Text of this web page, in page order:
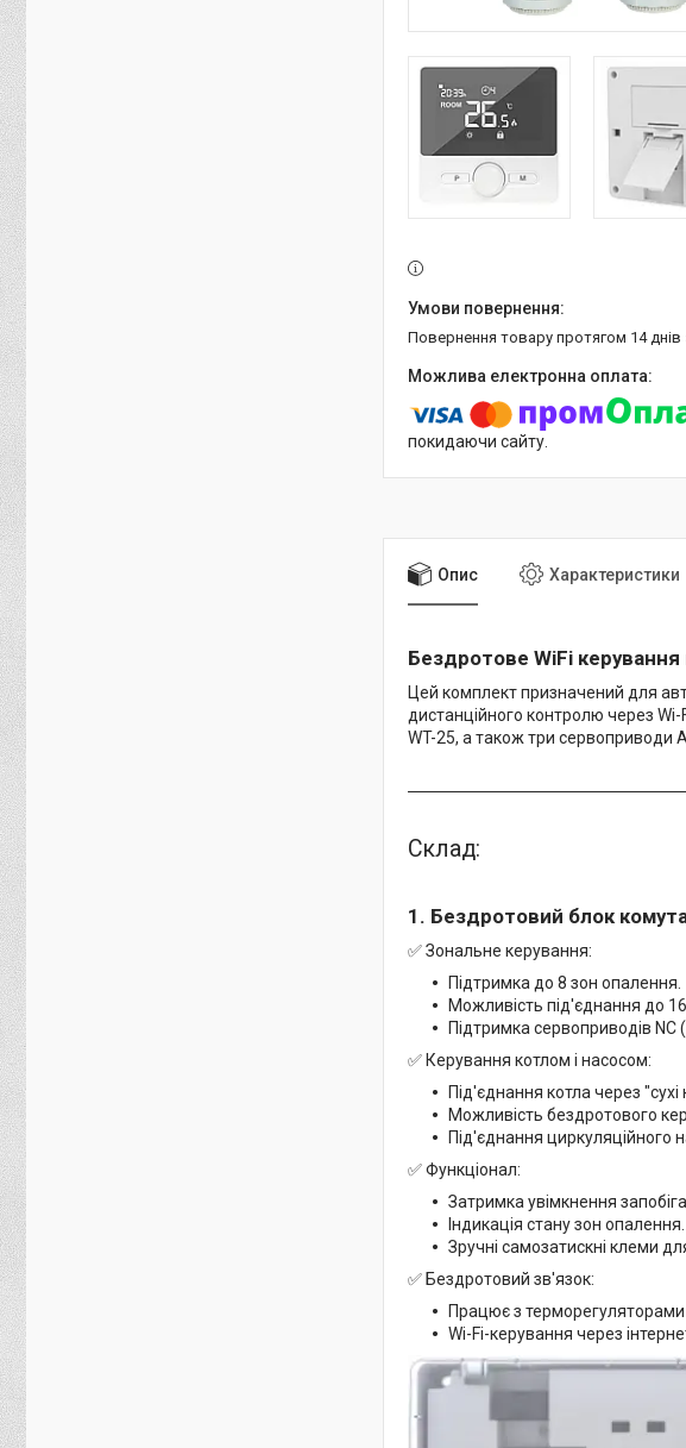
повернення товару протягом 14 днів
покидаючи сайту.
Опис Характеристики
Бездротове WiFi
Цей комплект призначений для
дистанційного контролю через
WT-25, а також три сервоприводи
Склад:
1. Бездротовий блок
✅ Зональне керування:
Підтримка до 8 зон опалення.
Можливість під'єднання до
Підтримка сервоприводів NC
✅ Керування котлом і насосом:
Під'єднання котла через "сухі
Можливість бездротового
Під'єднання циркуляційного
✅ Функціонал:
Затримка увімкнення
Індикація стану зон опалення.
Зручні самозатискні клеми
✅ Бездротовий зв'язок:
Працює з терморегуляторами
Wi-Fi-керування через